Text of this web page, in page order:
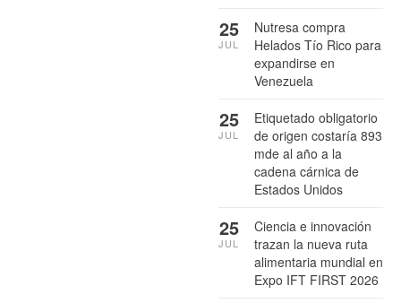
Nutresa compra
Helados Tío Rico para
expandirse en
Venezuela
25
JUL
Etiquetado obligatorio
de origen costaría 893
mde al año a la
cadena cárnica de
Estados Unidos
25
JUL
Ciencia e innovación
trazan la nueva ruta
alimentaria mundial en
Expo IFT FIRST 2026
25
JUL